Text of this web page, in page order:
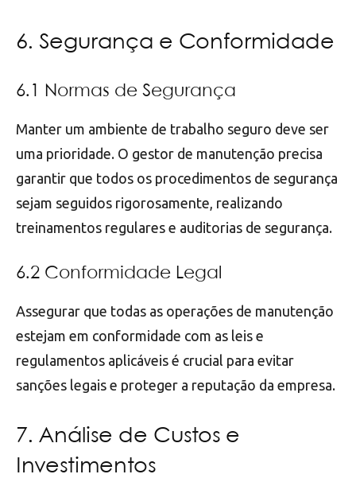
6. Segurança e Conformidade
6.1 Normas de Segurança
Manter um ambiente de trabalho seguro deve ser
uma prioridade. O gestor de manutenção precisa
garantir que todos os procedimentos de segurança
sejam seguidos rigorosamente, realizando
treinamentos regulares e auditorias de segurança.
6.2 Conformidade Legal
Assegurar que todas as operações de manutenção
estejam em conformidade com as leis e
regulamentos aplicáveis é crucial para evitar
sanções legais e proteger a reputação da empresa.
7. Análise de Custos e
Investimentos